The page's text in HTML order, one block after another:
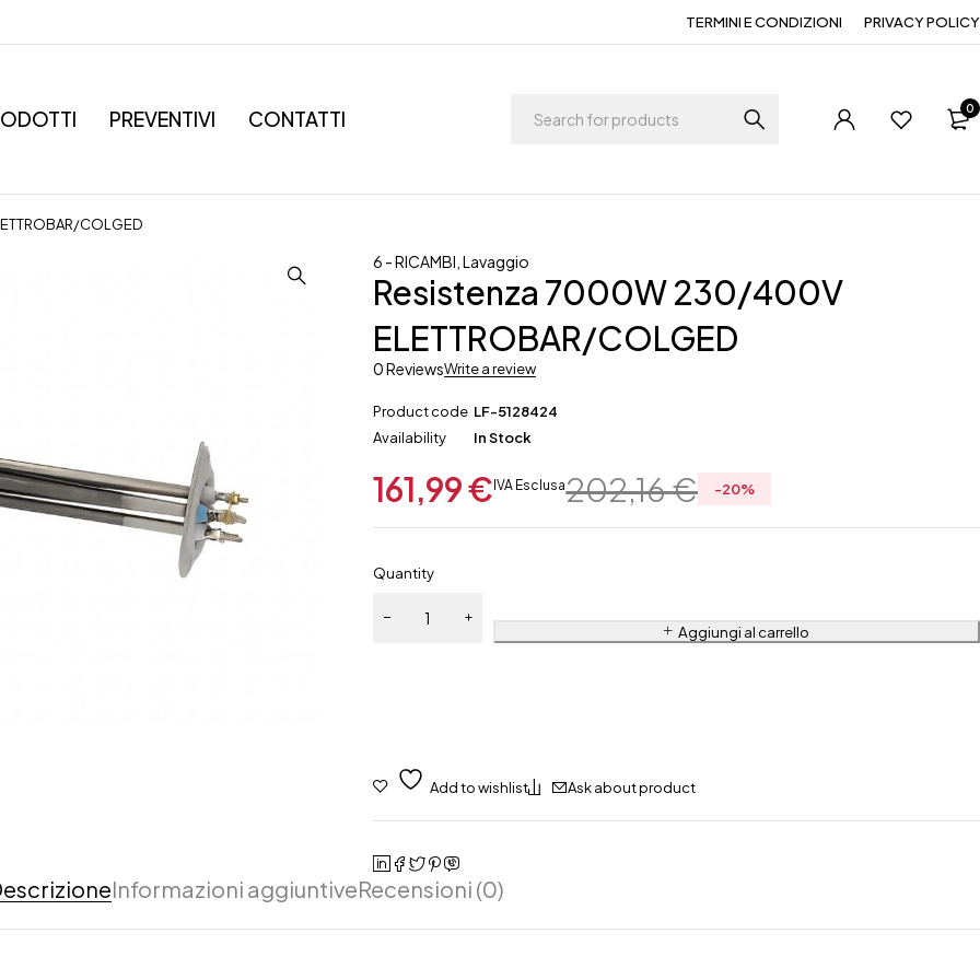
TERMINI E CONDIZIONI PRIVACY POLICY
PREVENTIVI CONTATTI 0
COLGED
6 - RICAMBI ,Lavaggio
Resistenza 7000W 230/400V
ELETTROBAR/COLGED
0 ReviewsWrite a review
Product code LF-5128424
Availability
In Stock
202,16€
161,99€ IVA Esclusa -20%
Quantity
Aggiungi al carrello
Ask about product
Informazioni aggiuntiveRecensioni (0)